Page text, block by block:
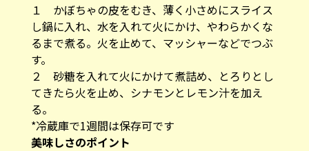
１ かぼちゃの皮をむき、薄く小さめにスライス
し鍋に入れ、水を入れて火にかけ、やわらかくな
るまで煮る。火を止めて、マッシャーなどでつぶ
す。
２ 砂糖を入れて火にかけて煮詰め、とろりとし
てきたら火を止め、シナモンとレモン汁を加え
る。
*冷蔵庫で1週間は保存可です
美味しさのポイント